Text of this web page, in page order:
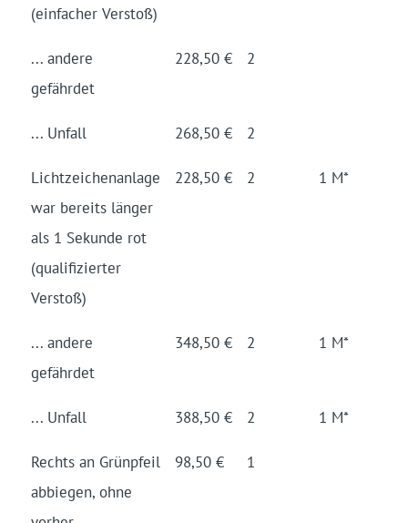
(einfacher Verstoß)
... andere
gefährdet
228,50 € 2
... Unfall 268,50 € 2
Lichtzeichen­anlage
war bereits länger
als 1 Se­kunde rot
(quali­fizier­ter
Verstoß)
228,50 € 2 1 M*
... andere
gefährdet
348,50 € 2 1 M*
... Unfall 388,50 € 2 1 M*
Rechts an Grünpfeil
abbiegen, ohne
98,50 € 1